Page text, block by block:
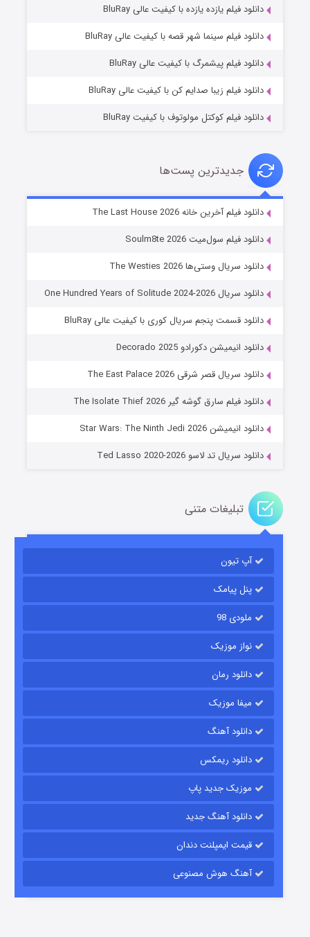
شوگر فصل ۲
خاندان اژدها فصل ۳
قسمت۶ (زیرنویس) منتشر شد
قسمت
دانلود فیلم یازده یازده با کیفیت عالی BluRay
دانلود فیلم سینما شهر قصه با کیفیت عالی BluRay
دانلود فیلم پیشمرگ با کیفیت عالی BluRay
دانلود فیلم زیبا صدایم کن با کیفیت عالی BluRay
دانلود فیلم کوکتل مولوتوف با کیفیت BluRay
جدیدترین پست‌ها
دانلود فیلم آخرین خانه The Last House 2026
دانلود فیلم سول‌میت Soulm8te 2026
دانلود سریال وستی‌ها The Westies 2026
دانلود سریال One Hundred Years of Solitude 2024-2026
دانلود قسمت پنجم سریال کوری با کیفیت عالی BluRay
دانلود انیمیشن دکورادو Decorado 2025
دانلود سریال قصر شرقی The East Palace 2026
دانلود فیلم سارق گوشه گیر The Isolate Thief 2026
دانلود انیمیشن Star Wars: The Ninth Jedi 2026
دانلود سریال تد لاسو Ted Lasso 2020-2026
تبلیغات متنی
آپ تیون
پنل پیامک
ملودی 98
نواز موزیک
دانلود رمان
میفا موزیک
دانلود آهنگ
دانلود ریمکس
موزیک جدید پاپ
دانلود آهنگ جدید
قیمت ایمپلنت دندان
آهنگ هوش مصنوعی